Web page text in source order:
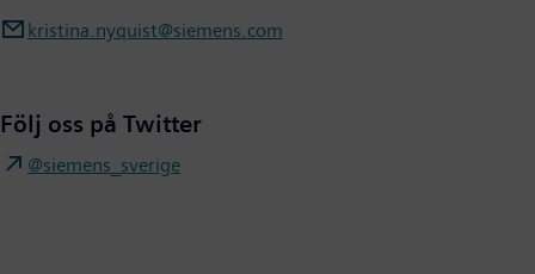
kristina.nyquist@siemens.com
Följ oss på Twitter
@siemens_sverige